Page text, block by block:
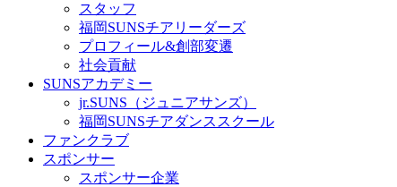
スタッフ
福岡SUNSチアリーダーズ
プロフィール&創部変遷
社会貢献
SUNSアカデミー
jr.SUNS（ジュニアサンズ）
福岡SUNSチアダンススクール
ファンクラブ
スポンサー
スポンサー企業